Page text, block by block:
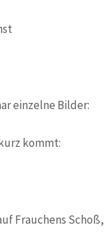
einzelne Bilder:
kommt:
Frauchens Schoß,